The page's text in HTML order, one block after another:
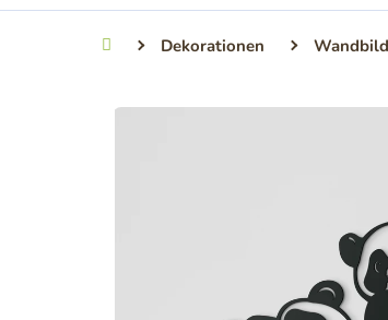
StartseiteDekorationen